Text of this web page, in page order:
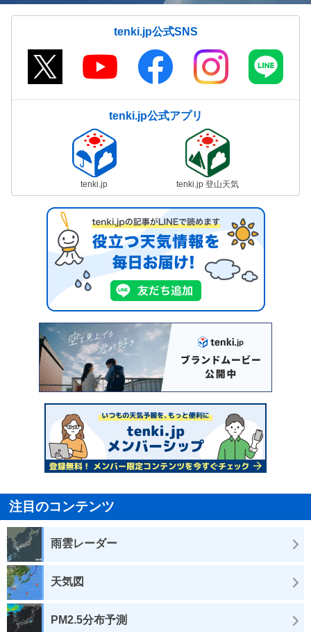
tenki.jp公式SNS
tenki.jp公式アプリ
tenki.jp tenki.jp 登山天気
注目のコンテンツ
雨雲レーダー
天気図
PM2.5分布予測